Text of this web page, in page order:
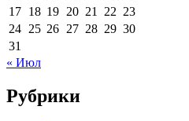
17 18 19 20 21 22 23
24 25 26 27 28 29 30
31
« Июл
Рубрики